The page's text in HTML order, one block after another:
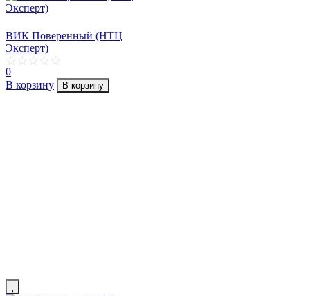
ВИК Поверенный (НТЦ
Эксперт)
0
В корзину
В корзину